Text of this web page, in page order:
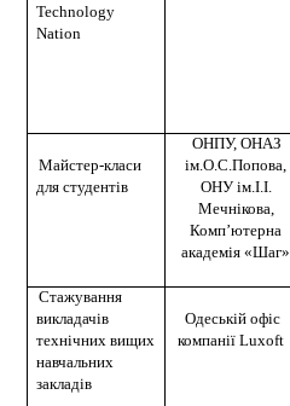
Technology
Nation
Майстер-класи
для студентів
ОНПУ, ОНАЗ
ім.О.С.Попова,
ОНУ ім.І.І.
Мечнікова,
Комп’ютерна
академія «Шаг»
Стажування
викладачів
технічних вищих
навчальних
закладів
Одеській офіс
компаніїLuxoft